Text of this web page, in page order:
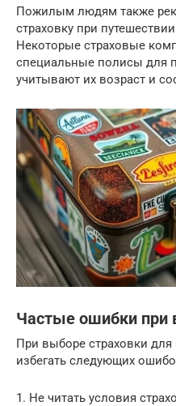
Пожилым людям также
страховку при
Некоторые страховые
специальные полисы для
учитывают их возраст и
Частые ошибки при
При выборе страховки для
избегать следующих
1. Не читать условия